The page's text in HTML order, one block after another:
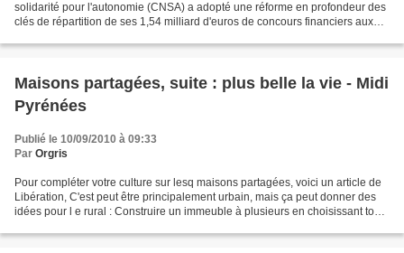
solidarité pour l'autonomie (CNSA) a adopté une réforme en profondeur des
clés de répartition de ses 1,54 milliard d'euros de concours financiers aux
Maisons partagées, suite : plus belle la vie - Midi
Pyrénées
Publié le 10/09/2010 à 09:33
Par Orgris
Pour compléter votre culture sur lesq maisons partagées, voici un article de
Libération, C'est peut être principalement urbain, mais ça peut donner des
idées pour l e rural : Construire un immeuble à plusieurs en choisissant tout,